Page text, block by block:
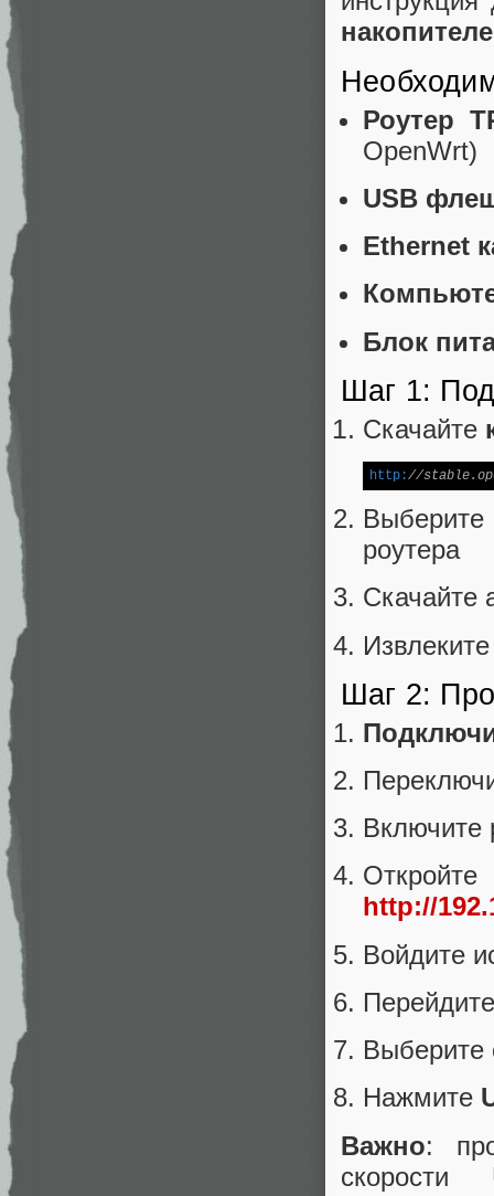
Роутер
OpenWrt)
USB
Ethernet
Блок
Шаг 1:
Скачайте
http://
роутера
Скачайте
Шаг 2:
Включите
http://
Войдите
Нажмите
Важно: